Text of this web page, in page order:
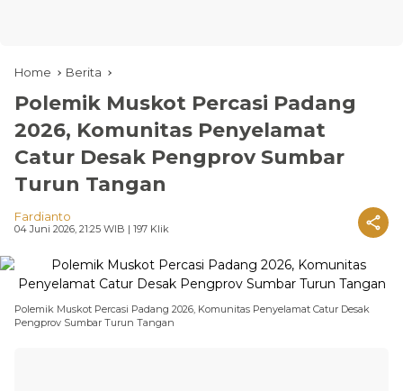
Home Berita
Polemik Muskot Percasi Padang
2026, Komunitas Penyelamat
Catur Desak Pengprov Sumbar
Turun Tangan
Fardianto
04 Juni 2026, 21:25 WIB | 197 Klik
Polemik Muskot Percasi Padang 2026, Komunitas Penyelamat Catur Desak
Pengprov Sumbar Turun Tangan